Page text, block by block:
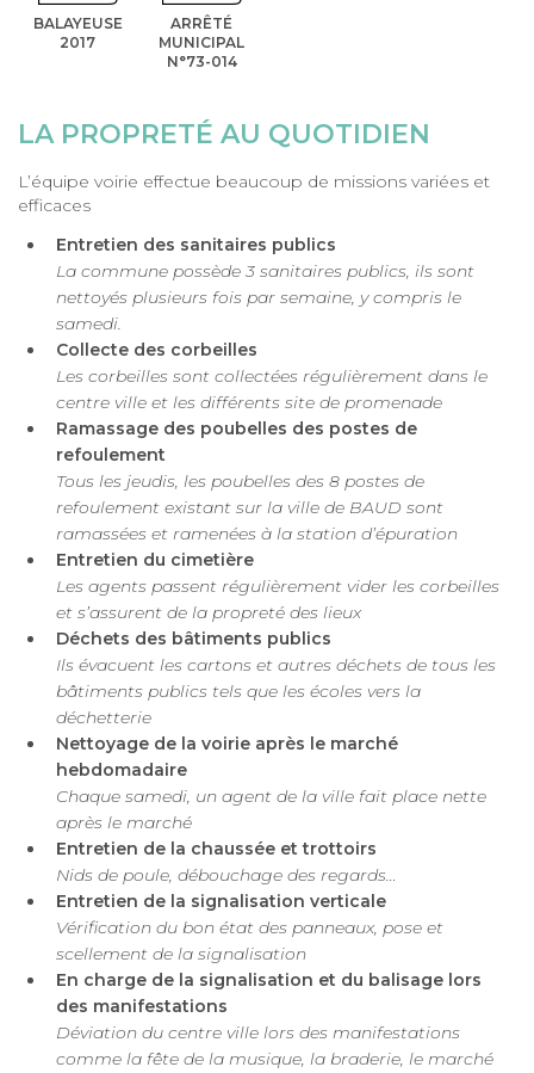
BALAYEUSE
2017
ARRÊTÉ
MUNICIPAL
N°73-014
LA PROPRETÉ AU QUOTIDIEN
L’équipe voirie effectue beaucoup de missions variées et
efficaces
Entretien des sanitaires publics
La commune possède 3 sanitaires publics, ils sont
nettoyés plusieurs fois par semaine, y compris le
samedi.
Collecte des corbeilles
Les corbeilles sont collectées régulièrement dans le
centre ville et les différents site de promenade
Ramassage des poubelles des postes de
refoulement
Tous les jeudis, les poubelles des 8 postes de
refoulement existant sur la ville de BAUD sont
ramassées et ramenées à la station d’épuration
Entretien du cimetière
Les agents passent régulièrement vider les corbeilles
et s’assurent de la propreté des lieux
Déchets des bâtiments publics
Ils évacuent les cartons et autres déchets de tous les
bâtiments publics tels que les écoles vers la
déchetterie
Nettoyage de la voirie après le marché
hebdomadaire
Chaque samedi, un agent de la ville fait place nette
après le marché
Entretien de la chaussée et trottoirs
Nids de poule, débouchage des regards…
Entretien de la signalisation verticale
Vérification du bon état des panneaux, pose et
scellement de la signalisation
En charge de la signalisation et du balisage lors
des manifestations
Déviation du centre ville lors des manifestations
comme la fête de la musique, la braderie, le marché